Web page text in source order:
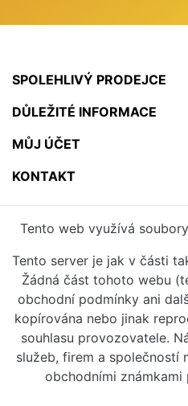
SPOLEHLIVÝ PRODEJCE
DŮLEŽITÉ INFORMACE
MŮJ ÚČET
KONTAKT
Tento web využívá
Tento server je jak v části
Žádná část tohoto webu
obchodní podmínky ani
kopírována nebo jinak
souhlasu provozovatele.
služeb, firem a společností
obchodními známkami